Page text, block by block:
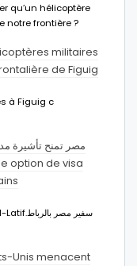
qu’un hélicoptère
notre frontière ?
militaires
de Figuig
à Figuig c
مصر تمنح تأشيرة
option de visa
Unis menacent